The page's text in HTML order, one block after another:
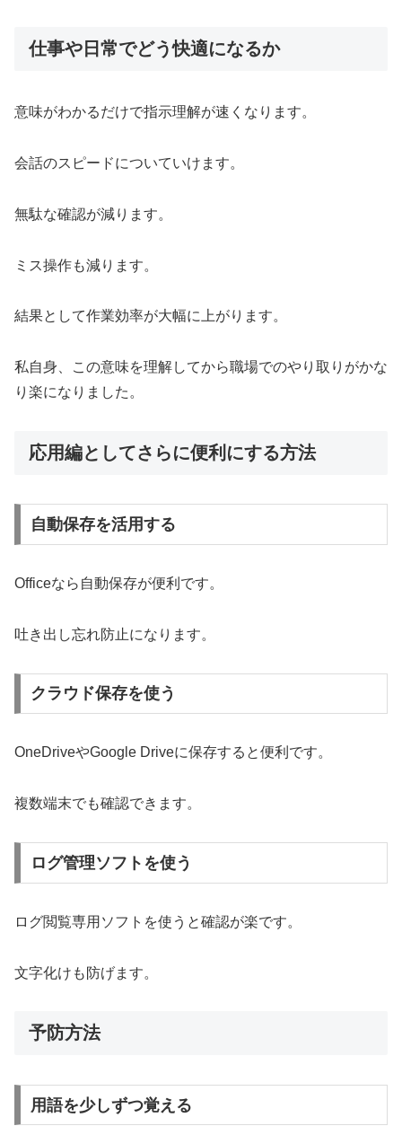
仕事や日常でどう快適になるか
意味がわかるだけで指示理解が速くなります。
会話のスピードについていけます。
無駄な確認が減ります。
ミス操作も減ります。
結果として作業効率が大幅に上がります。
私自身、この意味を理解してから職場でのやり取りがかな
り楽になりました。
応用編としてさらに便利にする方法
自動保存を活用する
Officeなら自動保存が便利です。
吐き出し忘れ防止になります。
クラウド保存を使う
OneDriveやGoogle Driveに保存すると便利です。
複数端末でも確認できます。
ログ管理ソフトを使う
ログ閲覧専用ソフトを使うと確認が楽です。
文字化けも防げます。
予防方法
用語を少しずつ覚える